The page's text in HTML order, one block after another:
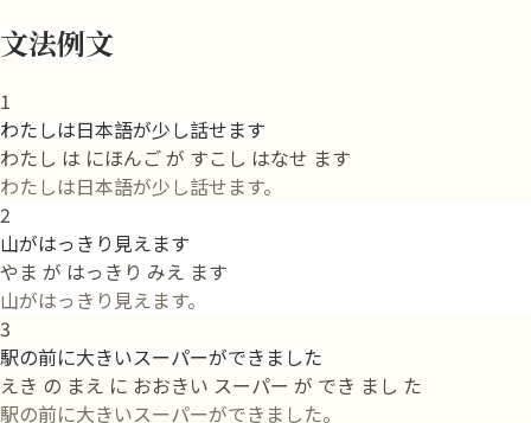
文法例文
1
わたしは日本語が少し話せます
わたし は にほんご が すこし はなせ ます
わたしは日本語が少し話せます。
2
山がはっきり見えます
やま が はっきり みえ ます
山がはっきり見えます。
3
駅の前に大きいスーパーができました
えき の まえ に おおきい スーパー が でき まし た
駅の前に大きいスーパーができました。